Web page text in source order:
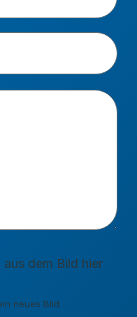
dem Bild hier
neues Bild